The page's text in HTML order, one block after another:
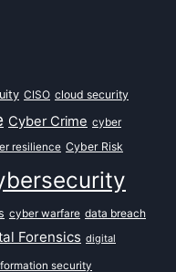
CISO cloud security
Cyber Crime cyber
resilience Cyber Risk
cyber warfare data breach
Forensics digital
security